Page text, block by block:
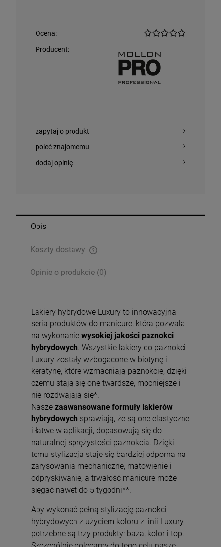
Ocena:
Producent:
zapytaj o produkt
poleć znajomemu
dodaj opinię
Opis
Koszty dostawy
Opinie o produkcie (0)
Lakiery hybrydowe Luxury to innowacyjna
seria produktów do manicure, która pozwala
na wykonanie wysokiej jakości paznokci
hybrydowych. Wszystkie lakiery do paznokci
Luxury zostały wzbogacone w biotynę i
keratynę, które wzmacniają paznokcie, dzięki
czemu stają się one twardsze, mocniejsze i
nie rozdwajają się*.
Nasze zaawansowane formuły lakierów
hybrydowych sprawiają, że są one elastyczne
i łatwe w aplikacji, dopasowują się do
naturalnej sprężystości paznokcia. Dzięki
temu stylizacja staje się bardziej odporna na
zarysowania mechaniczne, matowienie i
odpryskiwanie, a trwałość manicure może
sięgać nawet do 5 tygodni**.
Aby wykonać pełną stylizację paznokci
hybrydowych z użyciem koloru z linii Luxury,
potrzebne są trzy produkty: baza, kolor i top.